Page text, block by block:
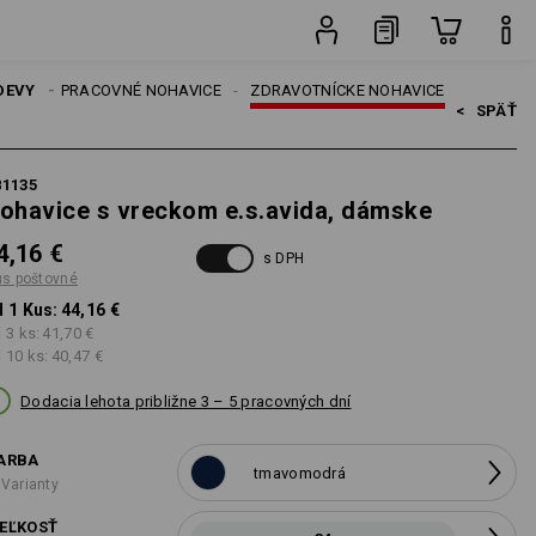
ZDRAVOTNÍCKE NOHAVICE
PRACOVNÉ NOHAVICE
< SPÄŤ
s vreckom e.s.avida, dámske
€
poštovné
s DPH
1 Kus: 44,16 €
3 ks: 41,70 €
10 ks: 40,47 €
Dodacia lehota približne 3 – 5 pracovných dní
tmavomodrá